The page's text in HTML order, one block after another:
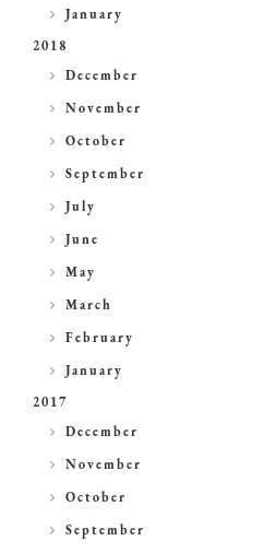
►
January
2018
►
December
►
November
►
October
►
September
►
July
►
June
►
May
►
March
►
February
►
January
2017
►
December
►
November
►
October
►
September